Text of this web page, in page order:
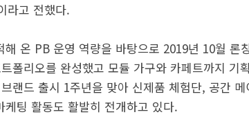
라고 전했다.
온 PB 운영 역량을 바탕으로 2019년 10월 론
폴리오를 완성했고 모듈 가구와 카페트까지 기
랜드 출시 1주년을 맞아 신제품 체험단, 공간
팅 활동도 활발히 전개하고 있다.